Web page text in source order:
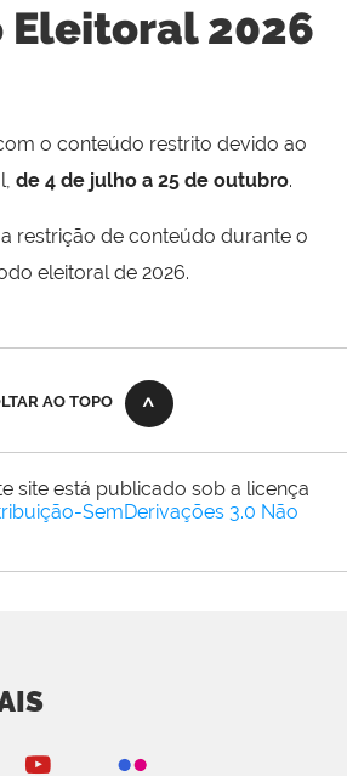
Eleitoral 2026
o conteúdo restrito devido ao
de 4 de julho a 25 de outubro.
restrição de conteúdo durante o
eleitoral de 2026.
AO TOPO
site está publicado sob a licença
SemDerivações 3.0 Não